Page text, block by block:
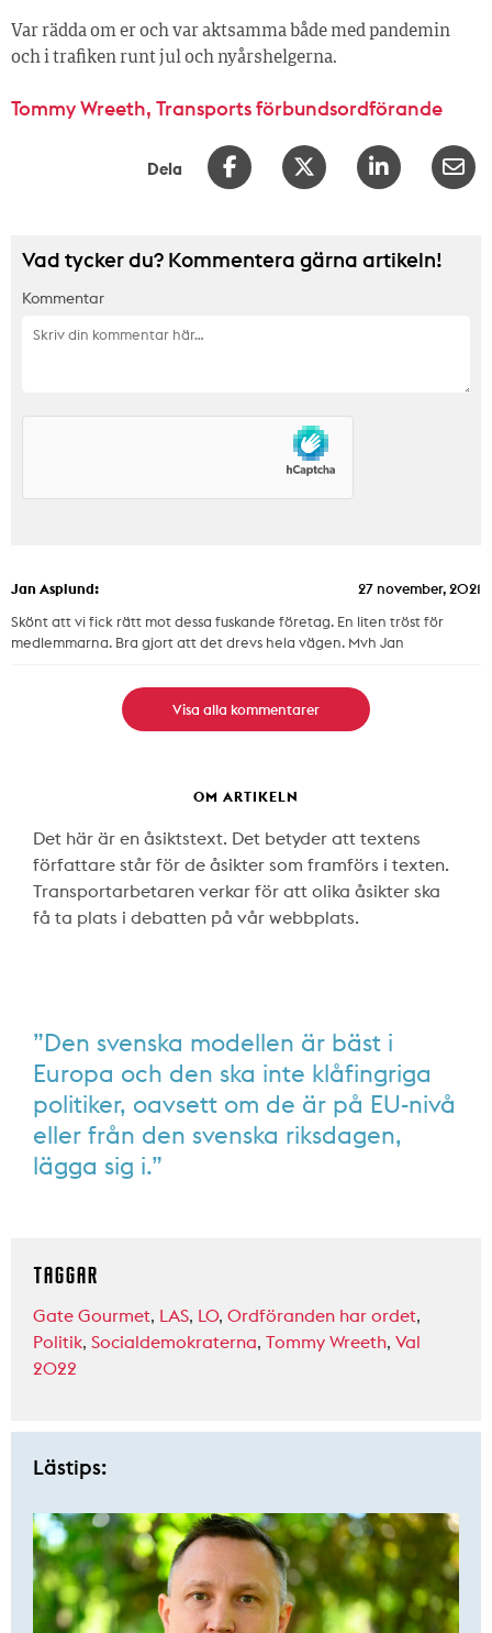
Var rädda om er och var aktsamma både med pandemin
och i trafiken runt jul och nyårshelgerna.
Tommy Wreeth, Transports förbundsordförande
Dela
Vad tycker du? Kommentera gärna artikeln!
Kommentar
Jan Asplund:
27 november, 2021
Skönt att vi fick rätt mot dessa fuskande företag. En liten tröst för
medlemmarna. Bra gjort att det drevs hela vägen. Mvh Jan
Visa alla kommentarer
OM ARTIKELN
Det här är en åsiktstext. Det betyder att textens
författare står för de åsikter som framförs i texten.
Transportarbetaren verkar för att olika åsikter ska
få ta plats i debatten på vår webbplats.
”Den svenska modellen är bäst i
Europa och den ska inte klåfingriga
politiker, oavsett om de är på EU-nivå
eller från den svenska riksdagen,
lägga sig i.”
TAGGAR
Gate Gourmet, LAS, LO, Ordföranden har ordet,
Politik, Socialdemokraterna, Tommy Wreeth, Val
2022
Lästips: